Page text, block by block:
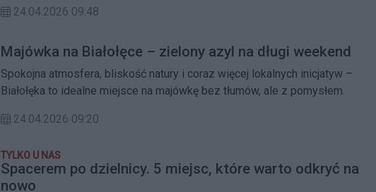
24.04.2026 09:48
Majówka na Białołęce – zielony azyl na długi weekend
Spokojna atmosfera, bliskość natury i coraz więcej lokalnych inicjatyw –
Białołęka to idealne miejsce na majówkę bez tłumów, ale z pomysłem.
24.04.2026 09:20
TYLKO U NAS
Spacerem po dzielnicy. 5 miejsc, które warto odkryć na
nowo